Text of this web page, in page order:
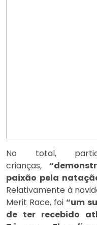
No total,
crianças,
paixão pela
Relativamente à
Merit Race, foi“um
de ter recebido